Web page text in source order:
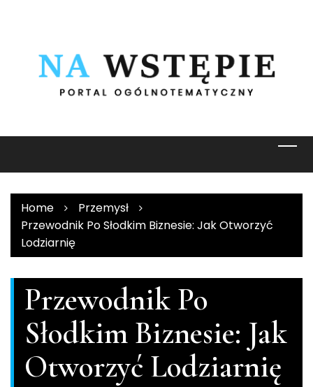
Home
Przemysł
Przewodnik Po Słodkim Biznesie: Jak Otworzyć
Lodziarnię
Przewodnik Po
Słodkim Biznesie: Jak
Otworzyć Lodziarnię